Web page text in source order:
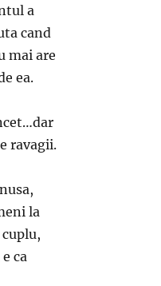
a
cand
mai are
ea.
ravagii.
la
ca